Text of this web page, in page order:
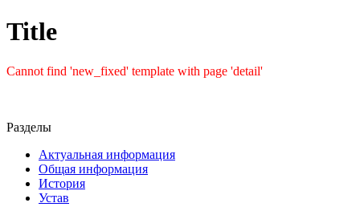
Title
Cannot find 'new_fixed' template with page 'detail'
Разделы
Актуальная информация
Общая информация
История
Устав